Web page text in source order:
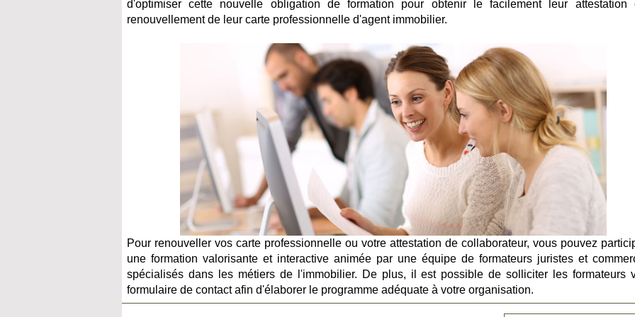
d'optimiser cette nouvelle obligation de formation pour obtenir le facilement leur attestation
renouvellement de leur carte professionnelle d'agent immobilier.
Pour renouveller vos carte professionnelle ou votre attestation de collaborateur, vous pouvez
une formation valorisante et interactive animée par une équipe de formateurs juristes et
spécialisés dans les métiers de l'immobilier. De plus, il est possible de solliciter les formateurs
formulaire de contact afin d'élaborer le programme adéquate à votre organisation.